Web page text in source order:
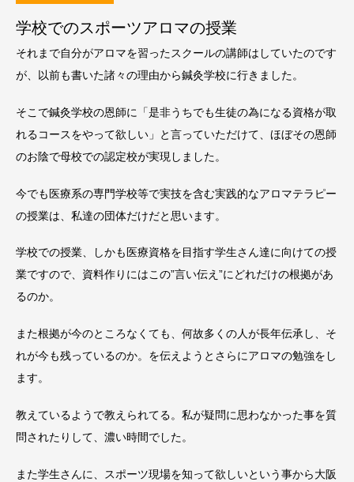
学校でのスポーツアロマの授業
それまで自分がアロマを習ったスクールの講師はしていたのです
が、以前も書いた諸々の理由から鍼灸学校に行きました。
そこで鍼灸学校の恩師に「是非うちでも生徒の為になる資格が取
れるコースをやって欲しい」と言っていただけて、ほぼその恩師
のお陰で母校での認定校が実現しました。
今でも医療系の専門学校等で実技を含む実践的なアロマテラピー
の授業は、私達の団体だけだと思います。
学校での授業、しかも医療資格を目指す学生さん達に向けての授
業ですので、資料作りにはこの”言い伝え”にどれだけの根拠があ
るのか。
また根拠が今のところなくても、何故多くの人が長年伝承し、そ
れが今も残っているのか。を伝えようとさらにアロマの勉強をし
ます。
教えているようで教えられてる。私が疑問に思わなかった事を質
問されたりして、濃い時間でした。
また学生さんに、スポーツ現場を知って欲しいという事から大阪